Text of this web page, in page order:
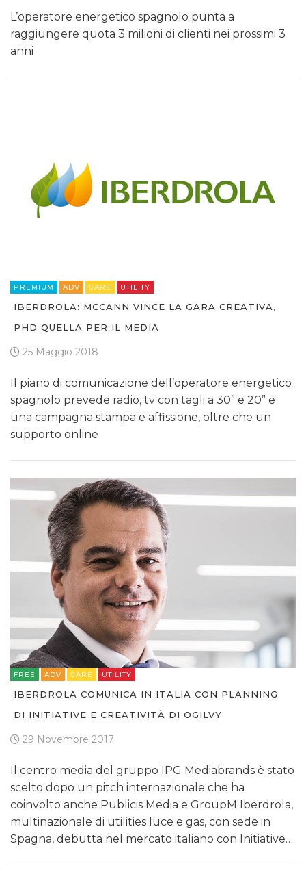
L’operatore energetico spagnolo punta a
raggiungere quota 3 milioni di clienti nei prossimi 3
anni
PREMIUM ADV GARE UTILITY
IBERDROLA: MCCANN VINCE LA GARA CREATIVA,
PHD QUELLA PER IL MEDIA
25 Maggio 2018
Il piano di comunicazione dell’operatore energetico
spagnolo prevede radio, tv con tagli a 30” e 20” e
una campagna stampa e affissione, oltre che un
supporto online
FREE ADV GARE UTILITY
IBERDROLA COMUNICA IN ITALIA CON PLANNING
DI INITIATIVE E CREATIVITÀ DI OGILVY
29 Novembre 2017
Il centro media del gruppo IPG Mediabrands è stato
scelto dopo un pitch internazionale che ha
coinvolto anche Publicis Media e GroupM Iberdrola,
multinazionale di utilities luce e gas, con sede in
Spagna, debutta nel mercato italiano con Initiative….